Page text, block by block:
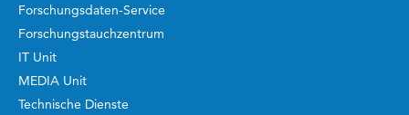
Forschungsdaten-Service
Forschungstauchzentrum
IT Unit
MEDIA Unit
Technische Dienste